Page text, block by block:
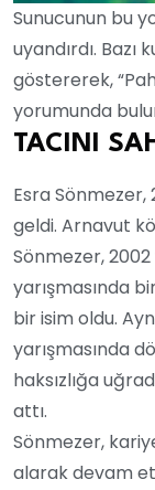
Sunucunun bu
uyandırdı. Bazı
göstererek,
yorumunda
TACINI
Esra Sönmezer,
geldi. Arnavut
Sönmezer, 2002
yarışmasında
bir isim oldu.
yarışmasında
haksızlığa
attı.
Sönmezer,
alarak devam